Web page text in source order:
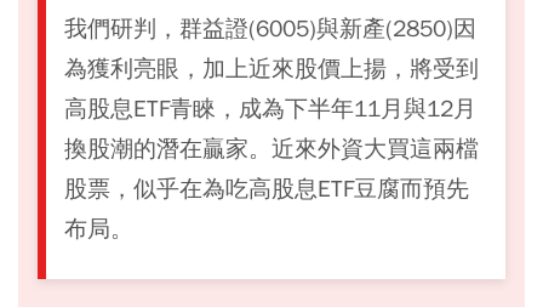
我們研判，群益證(6005)與新產(2850)因
為獲利亮眼，加上近來股價上揚，將受到
高股息ETF青睞，成為下半年11月與12月
換股潮的潛在贏家。近來外資大買這兩檔
股票，似乎在為吃高股息ETF豆腐而預先
布局。